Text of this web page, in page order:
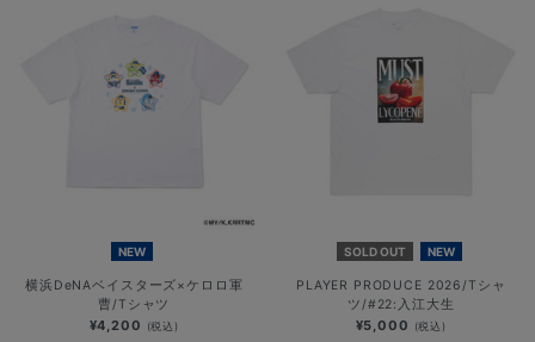
NEW
横浜DeNAベイスターズ×ケロロ軍
曹/Tシャツ
¥4,200 (税込)
SOLD OUT NEW
PLAYER PRODUCE 2026/Tシャ
ツ/#22:入江大生
¥5,000 (税込)